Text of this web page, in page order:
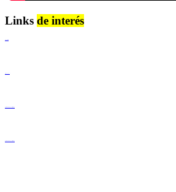
Links de interés